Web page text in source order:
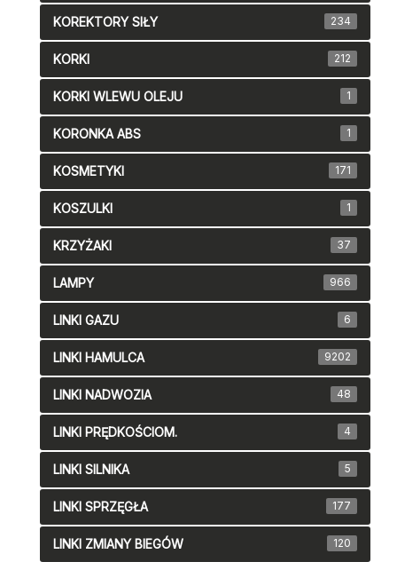
KOREKTORY SIŁY 234
KORKI 212
KORKI WLEWU OLEJU 1
KORONKA ABS 1
KOSMETYKI 171
KOSZULKI 1
KRZYŻAKI 37
LAMPY 966
LINKI GAZU 6
LINKI HAMULCA 9202
LINKI NADWOZIA 48
LINKI PRĘDKOŚCIOM. 4
LINKI SILNIKA 5
LINKI SPRZĘGŁA 177
LINKI ZMIANY BIEGÓW 120